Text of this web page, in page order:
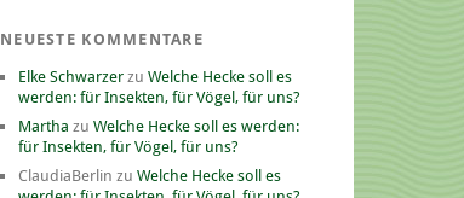
NEUESTE KOMMENTARE
Elke Schwarzer zu Welche Hecke soll es
werden: für Insekten, für Vögel, für uns?
Martha zu Welche Hecke soll es werden:
für Insekten, für Vögel, für uns?
ClaudiaBerlin zu Welche Hecke soll es